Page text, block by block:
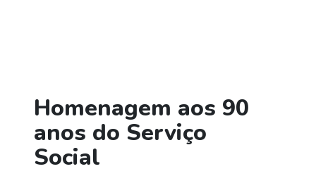
Homenagem aos 90
anos do Serviço
Social